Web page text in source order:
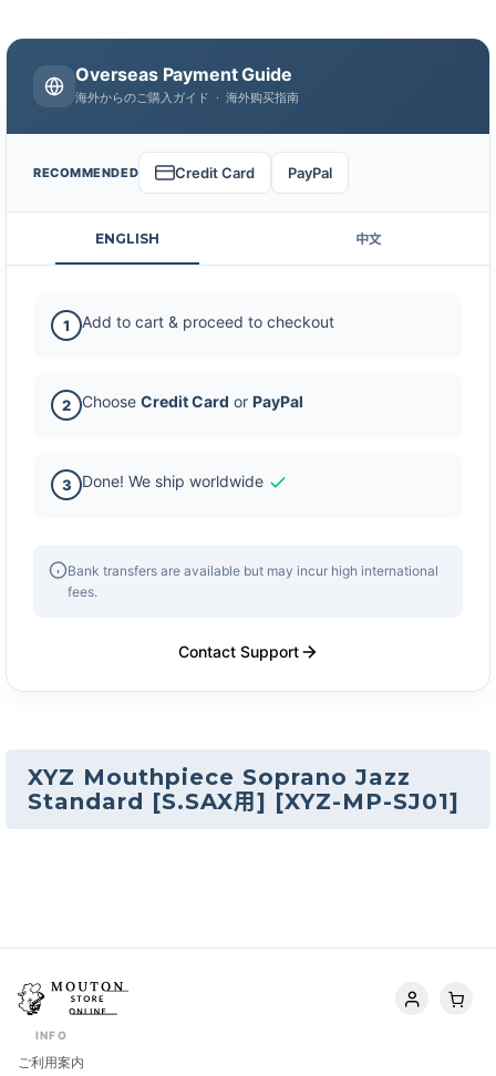
XYZ Mouthpiece Soprano Jazz
Standard [S.SAX用] [XYZ-MP-SJ01]
Overseas Payment Guide
海外からのご購入ガイド · 海外购买指南
RECOMMENDED Credit Card PayPal
ENGLISH 中文
1 Add to cart & proceed to checkout
2 Choose Credit Card or PayPal
3 Done! We ship worldwide
Bank transfers are available but may incur high international
fees.
Contact Support
INFO
ご利用案内